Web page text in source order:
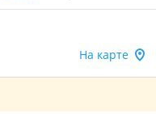
На карте